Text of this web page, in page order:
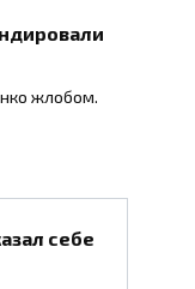
жлобом.
себе